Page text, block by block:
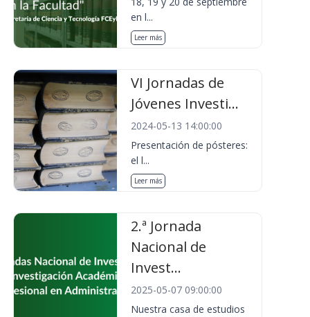
en l...
Leer más
VI Jornadas de
Jóvenes Investi...
2024-05-13 14:00:00
Presentación de pósteres:
el l...
Leer más
2.ª Jornada
Nacional de
Invest...
2025-05-07 09:00:00
Nuestra casa de estudios